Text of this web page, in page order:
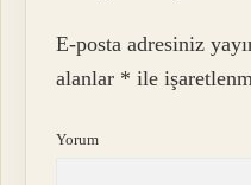
E-posta adresiniz
alanlar * ile
Yorum